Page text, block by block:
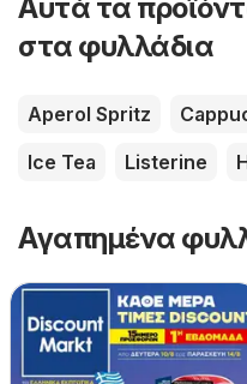
Αυτά τα
στα φυλλάδια
Aperol Spritz
Ice Tea
Listerine
Αγαπημένα